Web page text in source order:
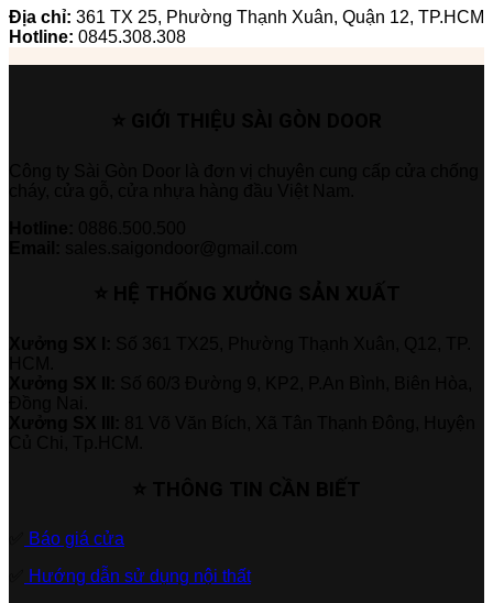
Địa chỉ: 361 TX 25, Phường Thạnh Xuân, Quận 12, TP.HCM
Hotline: 0845.308.308
Báo giá cửa
Hướng dẫn sử dụng nội thất